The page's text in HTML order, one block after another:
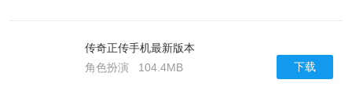
传奇正传手机最新版本
角色扮演
104.4MB 下载